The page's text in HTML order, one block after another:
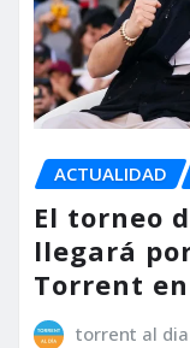
ACTUALIDAD
El torneo
llegará
Torrent
torrent al dia